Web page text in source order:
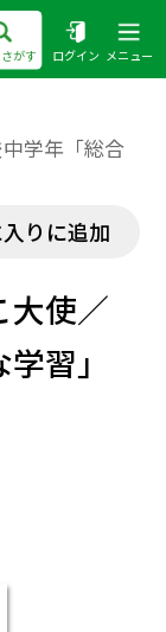
がす ログイン メニュー
学年「総合
りに追加
大使／
習」